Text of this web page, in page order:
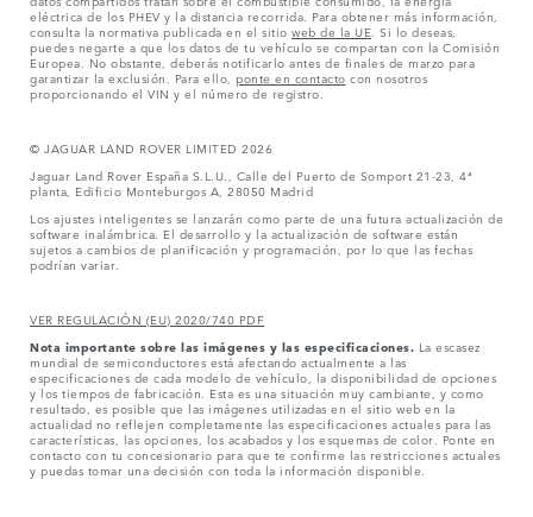
eléctrica de los PHEV y la distancia recorrida. Para obtener más información,
consulta la normativa publicada en el sitio web de la UE . Si lo deseas,
puedes negarte a que los datos de tu vehículo se compartan con la Comisión
Europea. No obstante, deberás notificarlo antes de finales de marzo para
garantizar la exclusión. Para ello, ponte en contacto con nosotros
proporcionando el VIN y el número de registro.
© JAGUAR LAND ROVER LIMITED 2026
Jaguar Land Rover España S.L.U., Calle del Puerto de Somport 21-23, 4ª
planta, Edificio Monteburgos A, 28050 Madrid
Los ajustes inteligentes se lanzarán como parte de una futura actualización de
software inalámbrica. El desarrollo y la actualización de software están
sujetos a cambios de planificación y programación, por lo que las fechas
podrían variar.
VER REGULACIÓN (EU) 2020/740 PDF
Nota importante sobre las imágenes y las especificaciones. La escasez
mundial de semiconductores está afectando actualmente a las
especificaciones de cada modelo de vehículo, la disponibilidad de opciones
y los tiempos de fabricación. Esta es una situación muy cambiante, y como
resultado, es posible que las imágenes utilizadas en el sitio web en la
actualidad no reflejen completamente las especificaciones actuales para las
características, las opciones, los acabados y los esquemas de color. Ponte en
contacto con tu concesionario para que te confirme las restricciones actuales
y puedas tomar una decisión con toda la información disponible.